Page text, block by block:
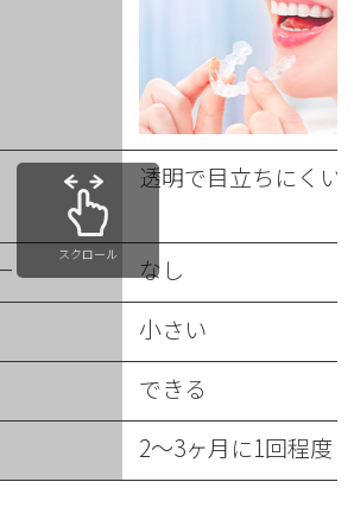
透明で目立ちにくい
なし
小さい
できる
2～3ヶ月に1回程度
スクロール